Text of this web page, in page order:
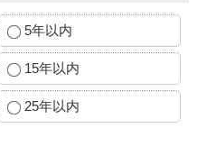
5年以内
15年以内
25年以内